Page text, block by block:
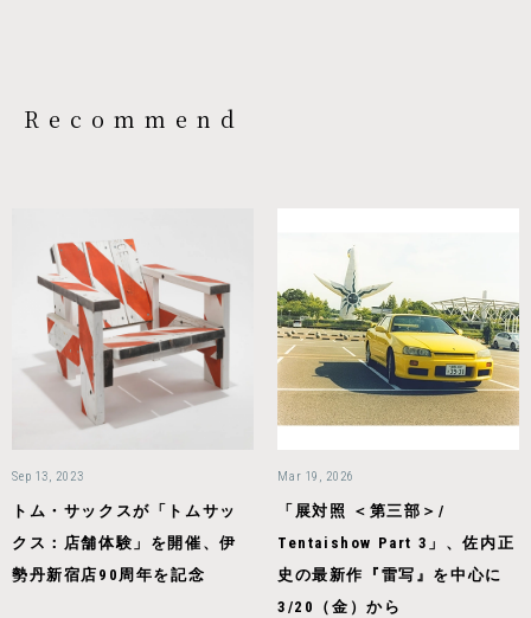
Recommend
Sep 13, 2023
トム・サックスが「トムサッ
クス：店舗体験」を開催、伊
勢丹新宿店90周年を記念
Mar 19, 2026
「展対照 ＜第三部＞/
Tentaishow Part 3」、佐内正
史の最新作『雷写』を中心に
3/20（金）から